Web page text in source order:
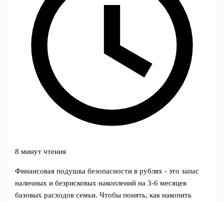
8 минут чтения
Финансовая подушка безопасности в рублях - это запас
наличных и безрисковых накоплений на 3-6 месяцев
базовых расходов семьи. Чтобы понять, как накопить